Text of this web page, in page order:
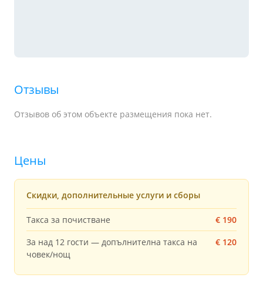
Отзывы
Отзывов об этом объекте размещения пока нет.
Цены
Скидки, дополнительные услуги и сборы
Такса за почистване
€ 190
За над 12 гости — допълнителна такса на
човек/нощ
€ 120